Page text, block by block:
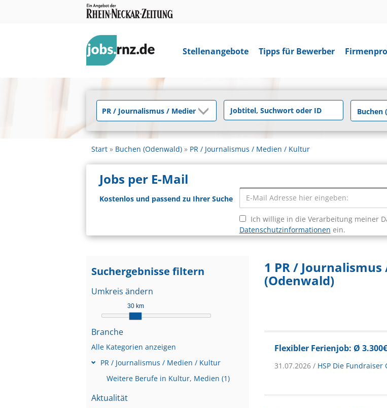
Stellenangebote Tipps für Bewerber
Start Buchen (Odenwald) PR / Journalismus / Medien / Kultur
Jobs per E-Mail
Kostenlos und passend zu Ihrer Suche
Ich willige in die Verarbeitung meiner
Datenschutzinformationen ein.
Suchergebnisse filtern
Umkreis ändern
30 km
Branche
Alle Kategorien anzeigen
PR / Journalismus / Medien / Kultur
Weitere Berufe in Kultur, Medien (1)
Aktualität
1 PR /
(Odenwald)
Flexibler Ferienjob: Ø
31.07.2026 / HSP Die Fundraiser